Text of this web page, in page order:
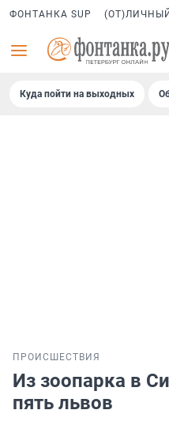
ФОНТАНКА SUP
Куда пойти на выходных
ПРОИСШЕСТВИЯ
Из зоопарка в
пять львов